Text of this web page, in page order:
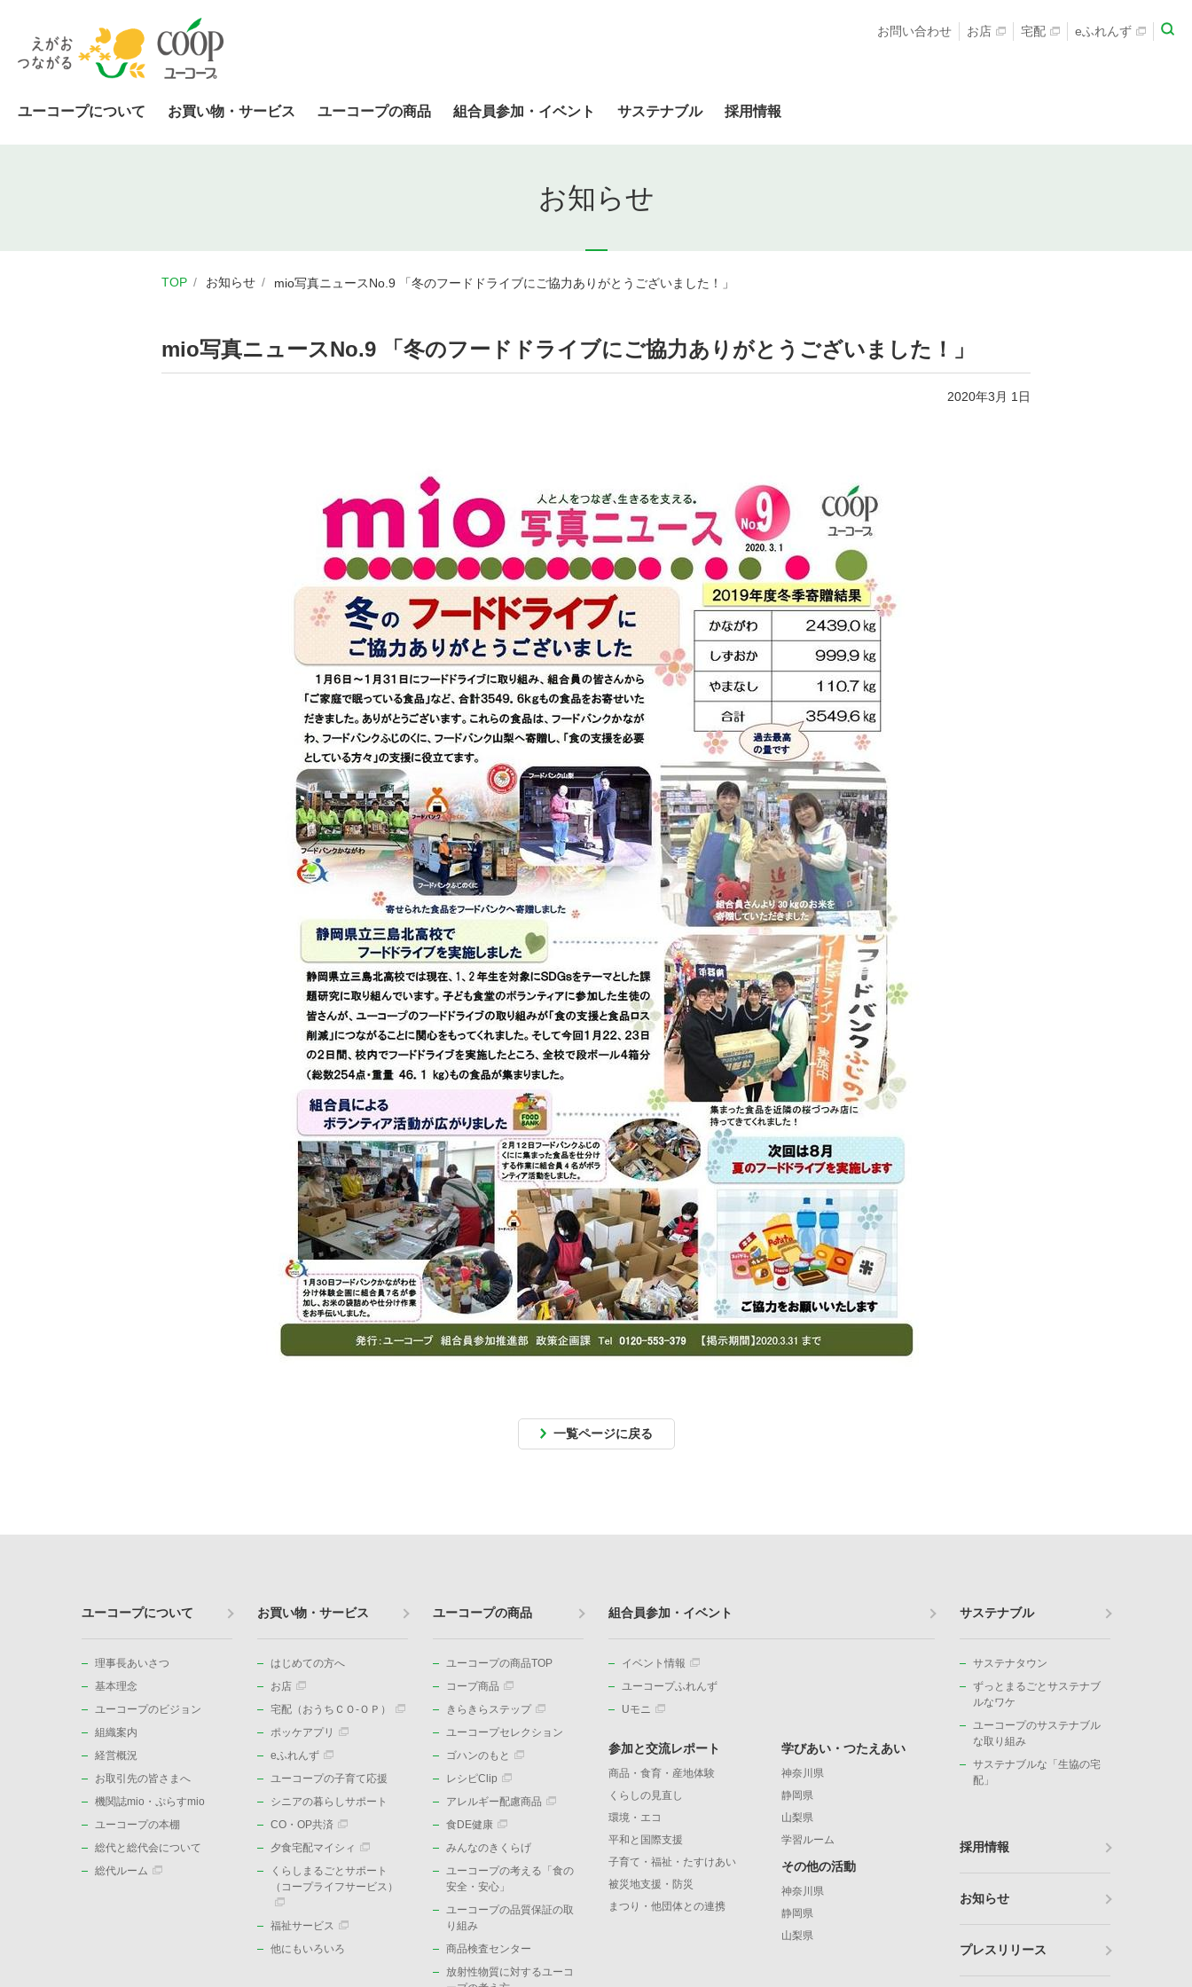
ユーコープについて お買い物・サービス ユーコープの商品 組合員参加・イベント サステナブル 採用情報
お問い合わせ お店 宅配 eふれんず
お知らせ
TOP お知らせ mio写真ニュースNo.9 「冬のフードドライブにご協力ありがとうございました！」
mio写真ニュースNo.9 「冬のフードドライブにご協力ありがとうございました！」
2020年3月 1日
一覧ページに戻る
ユーコープについて
理事長あいさつ
基本理念
ユーコープのビジョン
組織案内
経営概況
お取引先の皆さまへ
機関誌mio・ぷらすmio
ユーコープの本棚
総代と総代会について
総代ルーム
お買い物・サービス
はじめての方へ
お店
宅配（おうちＣＯ-ＯＰ）
ポッケアプリ
eふれんず
ユーコープの子育て応援
シニアの暮らしサポート
CO・OP共済
夕食宅配マイシィ
くらしまるごとサポート
（コープライフサービス）
福祉サービス
他にもいろいろ
ユーコープの商品
ユーコープの商品TOP
コープ商品
きらきらステップ
ユーコープセレクション
ゴハンのもと
レシピClip
アレルギー配慮商品
食DE健康
みんなのきくらげ
ユーコープの考える「食の
安全・安心」
ユーコープの品質保証の取
り組み
商品検査センター
放射性物質に対するユーコ
組合員参加・イベント
イベント情報
ユーコープふれんず
Uモニ
参加と交流レポート
商品・食育・産地体験
くらしの見直し
環境・エコ
平和と国際支援
子育て・福祉・たすけあい
被災地支援・防災
まつり・他団体との連携
学びあい・つたえあい
神奈川県
静岡県
山梨県
学習ルーム
その他の活動
神奈川県
静岡県
山梨県
サステナブル
サステナタウン
ずっとまるごとサステナブ
ルなワケ
ユーコープのサステナブル
な取り組み
サステナブルな「生協の宅
配」
採用情報
お知らせ
プレスリリース